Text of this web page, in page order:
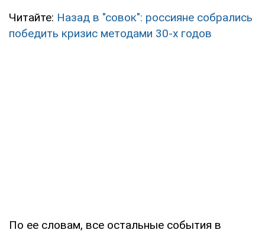
Читайте: Назад в "совок": россияне собрались
победить кризис методами 30-х годов
По ее словам, все остальные события в